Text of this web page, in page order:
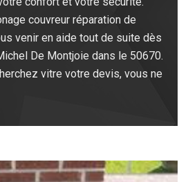
couvreur réparation de
venir en aide tout de suite dès
De Montjoie dans le 50670.
vitre votre devis, vous ne